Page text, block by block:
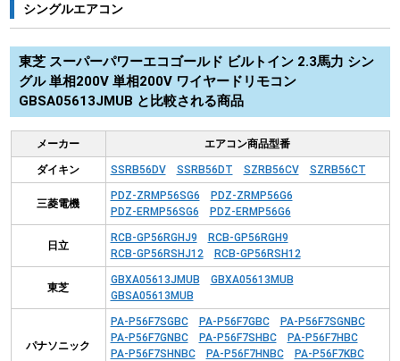
シングルエアコン
東芝 スーパーパワーエコゴールド ビルトイン 2.3馬力 シン
グル 単相200V 単相200V ワイヤードリモコン
GBSA05613JMUB と比較される商品
メーカー エアコン商品型番
ダイキン SSRB56DV SSRB56DT SZRB56CV SZRB56CT
三菱電機
PDZ-ZRMP56SG6
PDZ-ZRMP56G6
PDZ-ERMP56SG6
PDZ-ERMP56G6
日立
RCB-GP56RGHJ9
RCB-GP56RGH9
RCB-GP56RSHJ12
RCB-GP56RSH12
東芝
GBXA05613JMUB
GBXA05613MUB
GBSA05613MUB
パナソニック
PA-P56F7SGBC PA-P56F7GBC
PA-P56F7SGNBC
PA-P56F7GNBC
PA-P56F7SHBC
PA-P56F7HBC
PA-P56F7SHNBC
PA-P56F7HNBC
PA-P56F7KBC